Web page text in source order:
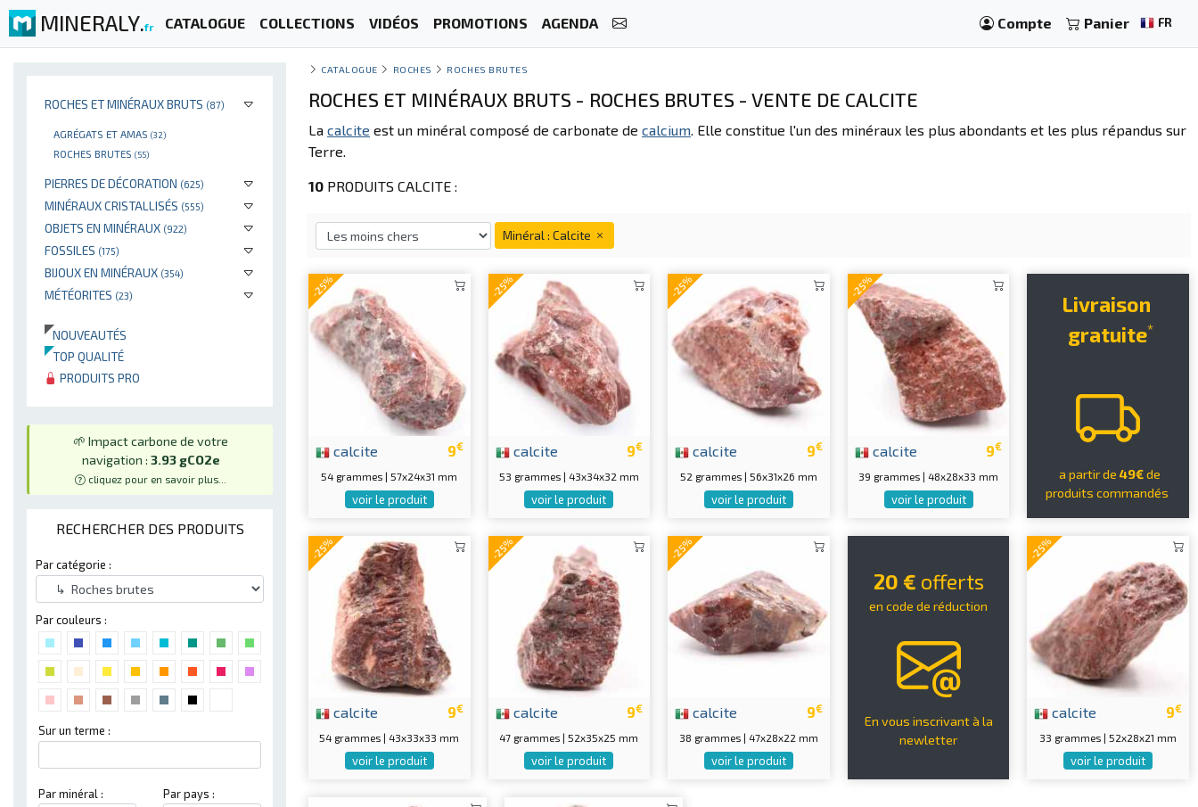
MINERALY.fr CATALOGUE COLLECTIONS VIDÉOS PROMOTIONS AGENDA Compte Panier FR
ROCHES ET MINÉRAUX BRUTS (87)
AGRÉGATS ET AMAS (32)
ROCHES BRUTES (55)
PIERRES DE DÉCORATION (625)
MINÉRAUX CRISTALLISÉS (555)
OBJETS EN MINÉRAUX (922)
FOSSILES (175)
BIJOUX EN MINÉRAUX (354)
MÉTÉORITES (23)
NOUVEAUTÉS
TOP QUALITÉ
PRODUITS PRO
🌱 Impact carbone de votre
navigation : 3.93 gCO2e
cliquez pour en savoir plus...
RECHERCHER DES PRODUITS
Par catégorie :
Par couleurs :
Sur un terme :
Par minéral : Par pays :
CATALOGUE ROCHES ROCHES BRUTES
ROCHES ET MINÉRAUX BRUTS - ROCHES BRUTES - VENTE DE CALCITE
La calcite est un minéral composé de carbonate de calcium. Elle constitue l'un des minéraux les plus abondants et les plus répandus sur
Terre.
10 PRODUITS CALCITE :
Minéral : Calcite
-25%
9€
calcite
54 grammes | 57x24x31 mm
voir le produit
-25%
9€
calcite
53 grammes | 43x34x32 mm
voir le produit
-25%
9€
calcite
52 grammes | 56x31x26 mm
voir le produit
-25%
9€
calcite
39 grammes | 48x28x33 mm
voir le produit
Livraison
gratuite*
a partir de 49€de
produits commandés
-25%
9€
calcite
54 grammes | 43x33x33 mm
voir le produit
-25%
9€
calcite
47 grammes | 52x35x25 mm
voir le produit
-25%
9€
calcite
38 grammes | 47x28x22 mm
voir le produit
20 € offerts
en code de réduction
En vous inscrivant à la
newletter
-25%
9€
calcite
33 grammes | 52x28x21 mm
voir le produit